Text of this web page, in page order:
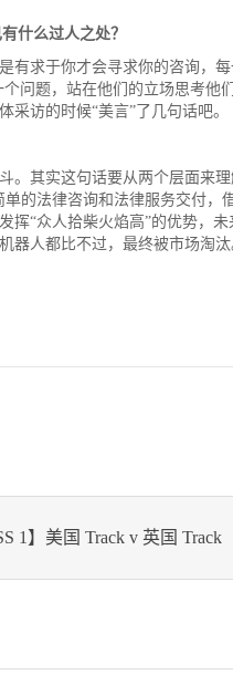
什么过人之处？
有求于你才会寻求你的咨询，
问题，站在他们的立场思考他
访的时候“美言”了几句话吧。
。其实这句话要从两个层面来
的法律咨询和法律服务交付，
“众人拾柴火焰高”的优势，
器人都比不过，最终被市场淘
1】美国 Track v 英国 Track